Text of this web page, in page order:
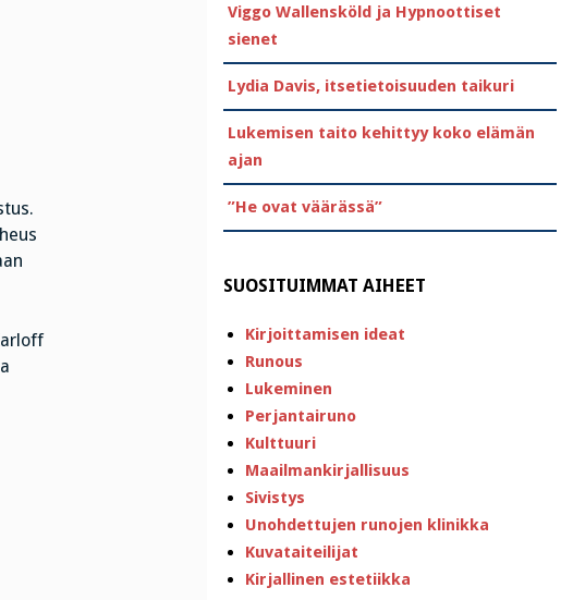
Viggo Wallensköld ja Hypnoottiset
sienet
Lydia Davis, itsetietoisuuden taikuri
Lukemisen taito kehittyy koko elämän
ajan
”He ovat väärässä”
SUOSITUIMMAT AIHEET
Kirjoittamisen ideat
Runous
Lukeminen
Perjantairuno
Kulttuuri
Maailmankirjallisuus
Sivistys
Unohdettujen runojen klinikka
Kuvataiteilijat
Kirjallinen estetiikka